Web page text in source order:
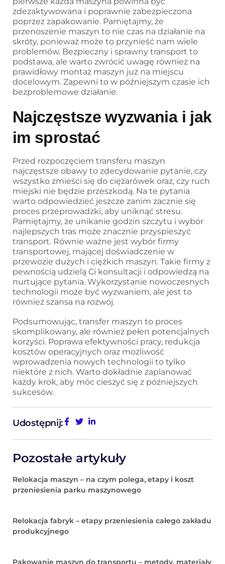
zdezaktywowana i poprawnie zabezpieczona
poprzez zapakowanie. Pamiętajmy, że
przenoszenie maszyn to nie czas na działanie na
skróty, ponieważ może to przynieść nam wiele
problemów. Bezpieczny i sprawny transport to
podstawa, ale warto zwrócić uwagę również na
prawidłowy montaż maszyn już na miejscu
docelowym. Zapewni to w późniejszym czasie ich
bezproblemowe działanie.
Najczęstsze wyzwania i jak
im sprostać
Przed rozpoczęciem transferu maszyn
najczęstsze obawy to zdecydowanie pytanie, czy
wszystko zmieści się do ciężarówek oraz, czy ruch
miejski nie będzie przeszkodą. Na te pytania
warto odpowiedzieć jeszcze zanim zacznie się
proces przeprowadzki, aby uniknąć stresu.
Pamiętajmy, że unikanie godzin szczytu i wybór
najlepszych tras może znacznie przyspieszyć
transport. Równie ważne jest wybór firmy
transportowej, mającej doświadczenie w
przewozie dużych i ciężkich maszyn. Takie firmy z
pewnością udzielą Ci konsultacji i odpowiedzą na
nurtujące pytania. Wykorzystanie nowoczesnych
technologii może być wyzwaniem, ale jest to
również szansa na rozwój.
Podsumowując, transfer maszyn to proces
skomplikowany, ale również pełen potencjalnych
korzyści. Poprawa efektywności pracy, redukcja
kosztów operacyjnych oraz możliwość
wprowadzenia nowych technologii to tylko
niektóre z nich. Warto dokładnie zaplanować
każdy krok, aby móc cieszyć się z późniejszych
sukcesów.
Udostępnij:
Pozostałe artykuły
Relokacja maszyn – na czym polega, etapy i koszt
przeniesienia parku maszynowego
Relokacja fabryk – etapy przeniesienia całego zakładu
produkcyjnego
Pakowanie maszyn do transportu – metody, materiały